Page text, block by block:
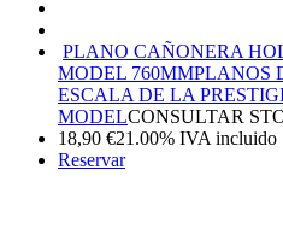
PLANO CAÑONERA
MODEL 760MMPLANOS
ESCALA DE LA
MODELCONSULTAR
18,90 €21.00% IVA incluido
Reservar